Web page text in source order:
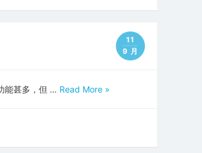
11
9 月
能甚多，但 … Read More »